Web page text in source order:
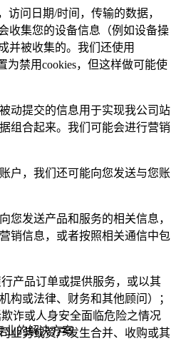
业的解决方案
问日期/时间，传输的数据，
收集您的设备信息（例如设备操
并被收集的。我们还使用
为禁用cookies，但这样做可能使
动提交的信息用于实现我公司站
组合起来。我们可能会进行营销
户，我们还可能向您发送与您账
您发送产品和服务的相关信息，
销信息，或者按照相关通信中包
产品订单或提供服务，或以其
构或法律、财务和其他顾问）；
诈或人身安全面临危险之情况
业务或资产发生合并、收购或其